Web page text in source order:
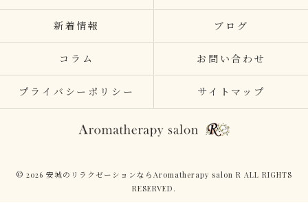
新着情報 ブログ
コラム お問い合わせ
プライバシーポリシー サイトマップ
© 2026 安城のリラクゼーションならAromatherapy salon R ALL RIGHTS
RESERVED.